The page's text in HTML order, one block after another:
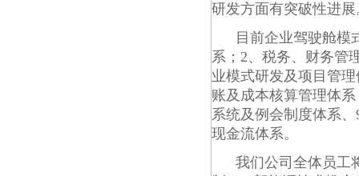
研发方面有突破性进展
目前企业驾驶舱模
系；2、税务、财务管
业模式研发及项目管
账及成本核算管理体
系统及例会制度体系
现金流体系。
我们公司全体员工将